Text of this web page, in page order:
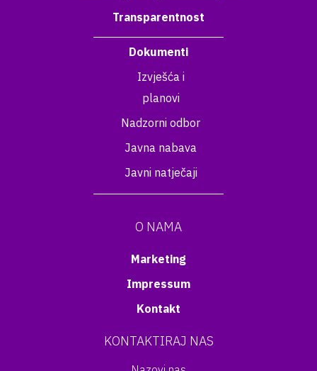
Transparentnost
Dokumenti
Izvješća i
planovi
Nadzorni odbor
Javna nabava
Javni natječaji
O NAMA
Marketing
Impressum
Kontakt
KONTAKTIRAJ NAS